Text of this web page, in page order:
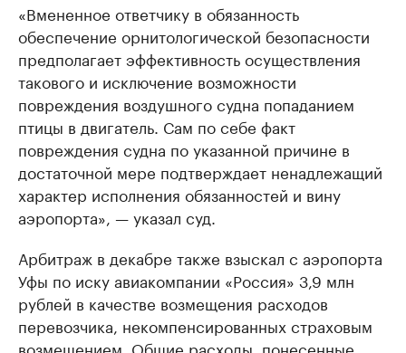
«Вмененное ответчику в обязанность
обеспечение орнитологической безопасности
предполагает эффективность осуществления
такового и исключение возможности
повреждения воздушного судна попаданием
птицы в двигатель. Сам по себе факт
повреждения судна по указанной причине в
достаточной мере подтверждает ненадлежащий
характер исполнения обязанностей и вину
аэропорта», — указал суд.
Арбитраж в декабре также взыскал с аэропорта
Уфы по иску авиакомпании «Россия» 3,9 млн
рублей в качестве возмещения расходов
перевозчика, некомпенсированных страховым
возмещением. Общие расходы, понесенные